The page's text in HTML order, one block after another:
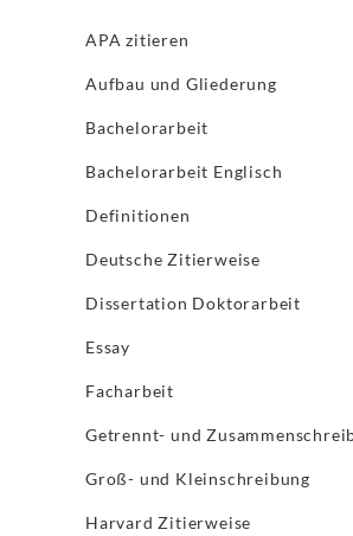
APA zitieren
Aufbau und Gliederung
Bachelorarbeit
Bachelorarbeit Englisch
Definitionen
Deutsche Zitierweise
Dissertation Doktorarbeit
Essay
Facharbeit
Getrennt- und
Groß- und Kleinschreibung
Harvard Zitierweise